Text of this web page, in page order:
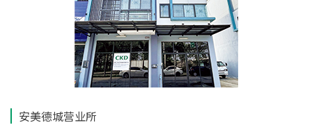
安美德城营业所